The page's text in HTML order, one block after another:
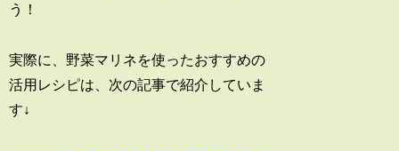
う！
実際に、野菜マリネを使ったおすすめの
活用レシピは、次の記事で紹介していま
す↓